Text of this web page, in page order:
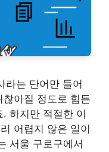
라는 단어만 들어
아질 정도로 힘든
하지만 적절한 이
어렵지 않은 일이
서울 구로구에서